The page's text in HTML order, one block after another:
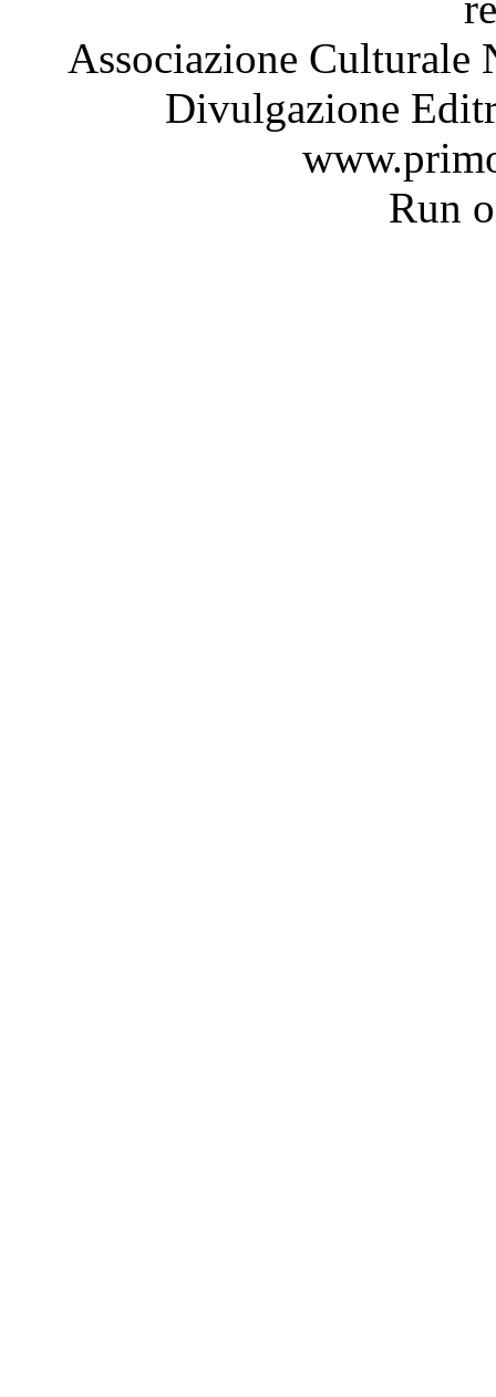
Associazione
Divulgazione
Run